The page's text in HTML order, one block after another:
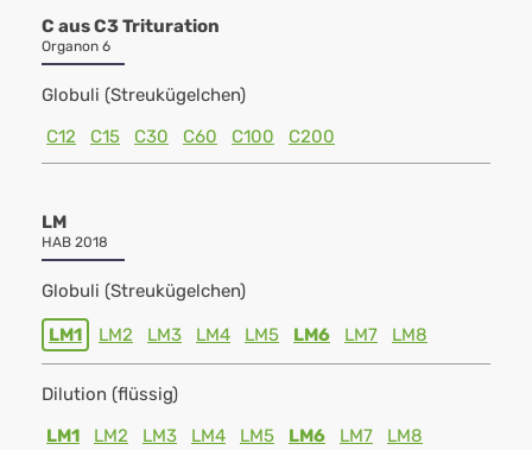
C aus C3 Trituration
Organon 6
Globuli (Streukügelchen)
C12
C15 C30 C60 C100 C200
LM
HAB 2018
Globuli (Streukügelchen)
LM1 LM2 LM3 LM4 LM5 LM6 LM7 LM8
Dilution (flüssig)
LM1
LM2 LM3 LM4 LM5 LM6 LM7 LM8